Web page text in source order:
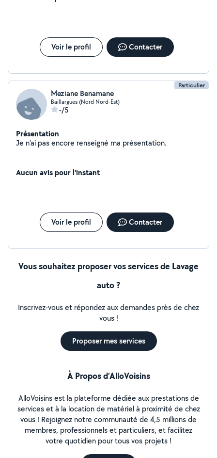
Voir le profil Contacter
Particulier
Meziane Benamane
Baillargues (Nord Nord-Est)
-/5
Présentation
Je n'ai pas encore renseigné ma présentation.
Aucun avis pour l'instant
Voir le profil Contacter
Vous souhaitez proposer vos services de Lavage
auto ?
Inscrivez-vous et répondez aux demandes près de chez
vous !
Proposer mes services
À Propos d’AlloVoisins
AlloVoisins est la plateforme dédiée aux prestations de
services et à la location de matériel à proximité de chez
vous ! Rejoignez notre communauté de 4,5 millions de
membres, professionnels et particuliers, et facilitez
votre quotidien pour tous vos projets !